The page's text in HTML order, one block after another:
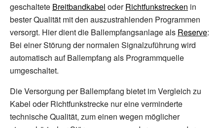
geschaltete Breitbandkabel oderRichtfunkstrecken in
bester Qualität mit den auszustrahlenden Programmen
versorgt. Hier dient die Ballempfangsanlage als Reserve:
Bei einer Störung der normalen Signalzuführung wird
automatisch auf Ballempfang als Programmquelle
umgeschaltet.
Die Versorgung per Ballempfang bietet im Vergleich zu
Kabel oder Richtfunkstrecke nur eine verminderte
technische Qualität, zum einen wegen möglicher